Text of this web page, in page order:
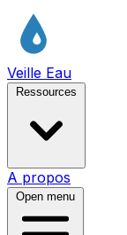
Veille Eau
Ressources
A propos
Open menu